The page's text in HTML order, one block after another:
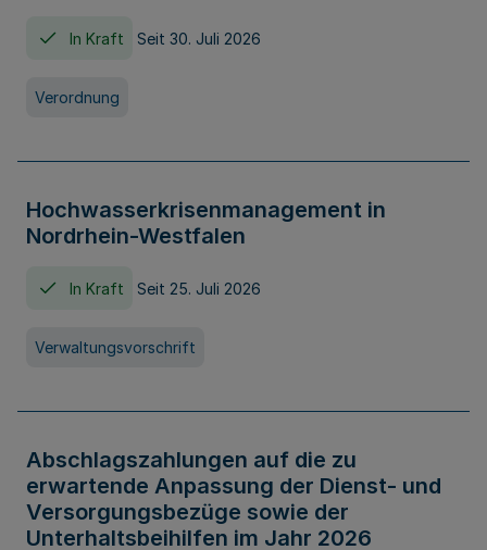
In Kraft Seit 30. Juli 2026
Verordnung
Hochwasserkrisenmanagement in
Nordrhein-Westfalen
In Kraft Seit 25. Juli 2026
Verwaltungsvorschrift
Abschlagszahlungen auf die zu
erwartende Anpassung der Dienst- und
Versorgungsbezüge sowie der
Unterhaltsbeihilfen im Jahr 2026